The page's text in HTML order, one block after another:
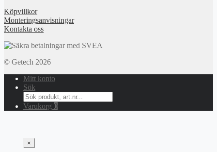
Köpvillkor
Monteringsanvisningar
Kontakta oss
© Getech 2026
Mitt konto
Sök
Search
for:
Varukorg 0
×